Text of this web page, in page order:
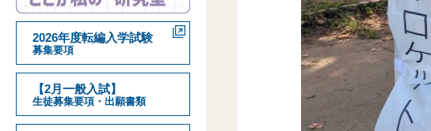
2026年度転編入学試験
募集要項
【2月一般入試】
生徒募集要項・出願書類